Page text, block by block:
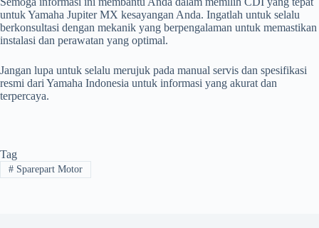
untuk Yamaha Jupiter MX kesayangan Anda. Ingatlah untuk selalu
berkonsultasi dengan mekanik yang berpengalaman untuk memastikan
instalasi dan perawatan yang optimal.
Jangan lupa untuk selalu merujuk pada manual servis dan spesifikasi
resmi dari Yamaha Indonesia untuk informasi yang akurat dan
terpercaya.
Tag
#Sparepart Motor